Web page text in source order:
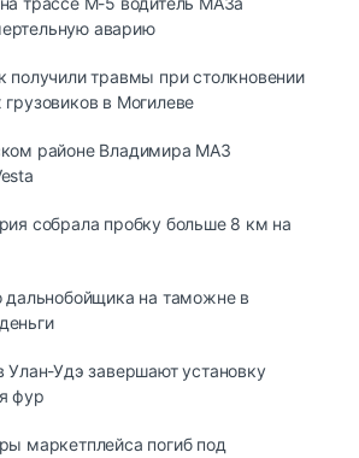
аварию
получили травмы при столкновении
в Могилеве
районе Владимира МАЗ
собрала пробку больше 8 км на
дальнобойщика на таможне в
Улaн-Удэ зaвepшaют ycтaнoвкy
фyp
маркетплейса погиб под